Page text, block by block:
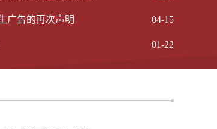
04-15
广告的再次声明
01-22